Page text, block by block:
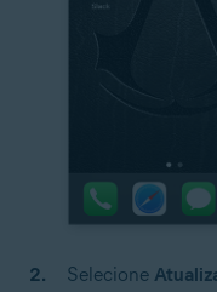
Selecione